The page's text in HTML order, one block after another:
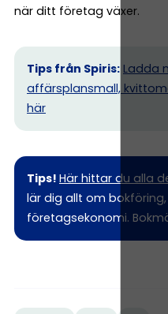
när ditt företag växer.
Tips från Spiris: Ladda
affärsplansmall,
här
Tips! Här hittar du alla
lär dig allt om
företagsekonomi.